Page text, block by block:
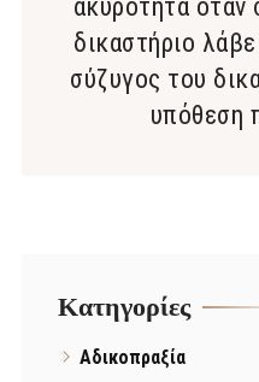
ακυρότητα όταν
δικαστήριο
σύζυγος του
υπόθεση
Kατηγορίες
Αδικοπραξία